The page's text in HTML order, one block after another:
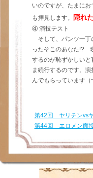
いのですが、たまにお
も拝見します。
隠れ
④ 演技テスト
そして、パンツ一丁
ったそこのあなた!?
するのが恥ずかしい
ま続行するのです。
んでもらっています（
第42回 ヤリチンvs
第44回 エロメン面